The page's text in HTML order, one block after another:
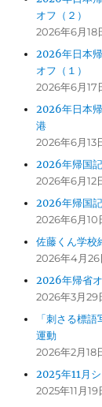
オフ（２）
2026年6月18
2026年日本
オフ（１）
2026年6月17
2026年日本
港
2026年6月13
2026年帰国
2026年6月12
2026年帰国
2026年6月10
佐藤くん学校
2026年4月26
2026年帰省
2026年3月29
「刺さる標
運動
2026年2月18
2025年11月
2025年11月19